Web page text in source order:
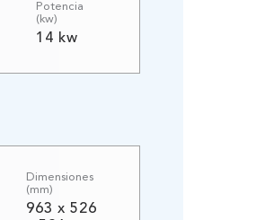
Potencia
(kw)
14 kw
Dimensiones
(mm)
963 x 526